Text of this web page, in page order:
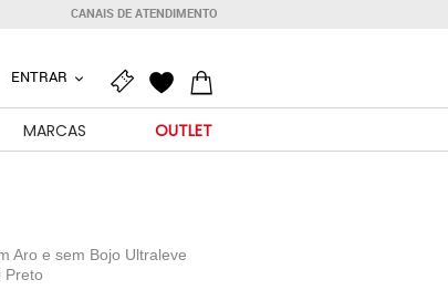
CANAIS DE ATENDIMENTO
ENTRAR
MARCAS OUTLET
Aro e sem Bojo Ultraleve
Preto